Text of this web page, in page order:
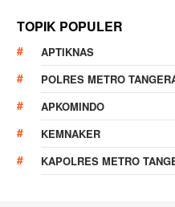
TOPIK POPULER
APTIKNAS
POLRES METRO
APKOMINDO
KEMNAKER
KAPOLRES METRO